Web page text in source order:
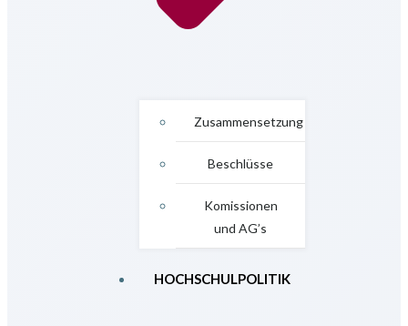
Zusammensetzung
Beschlüsse
Komissionen
und AG’s
HOCHSCHULPOLITIK